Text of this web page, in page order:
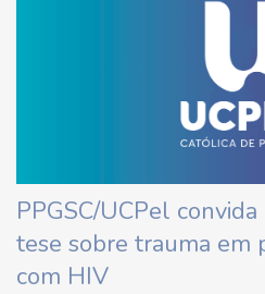
PPGSC/UCPel
tese sobre trauma em
com HIV